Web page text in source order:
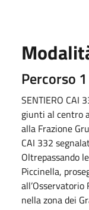
Percorso 1
SENTIERO CAI
giunti al centro
alla Frazione
CAI 332
Oltrepassando
Piccinella,
nella zona dei